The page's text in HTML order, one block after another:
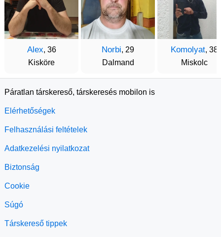
Alex, 36
Kisköre
Norbi, 29
Dalmand
Komolyat, 38
Miskolc
Páratlan társkereső, társkeresés mobilon is
Elérhetőségek
Felhasználási feltételek
Adatkezelési nyilatkozat
Biztonság
Cookie
Súgó
Társkereső tippek